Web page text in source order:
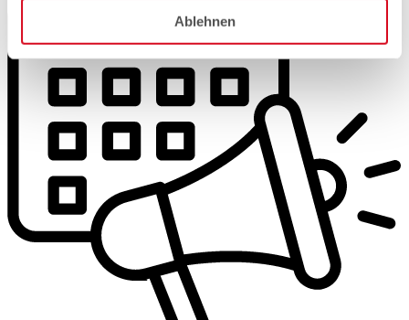
Ablehnen